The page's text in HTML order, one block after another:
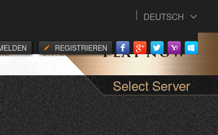
DEUTSCH
REGISTRIEREN
UNTERSTUETZUNG
Select Server